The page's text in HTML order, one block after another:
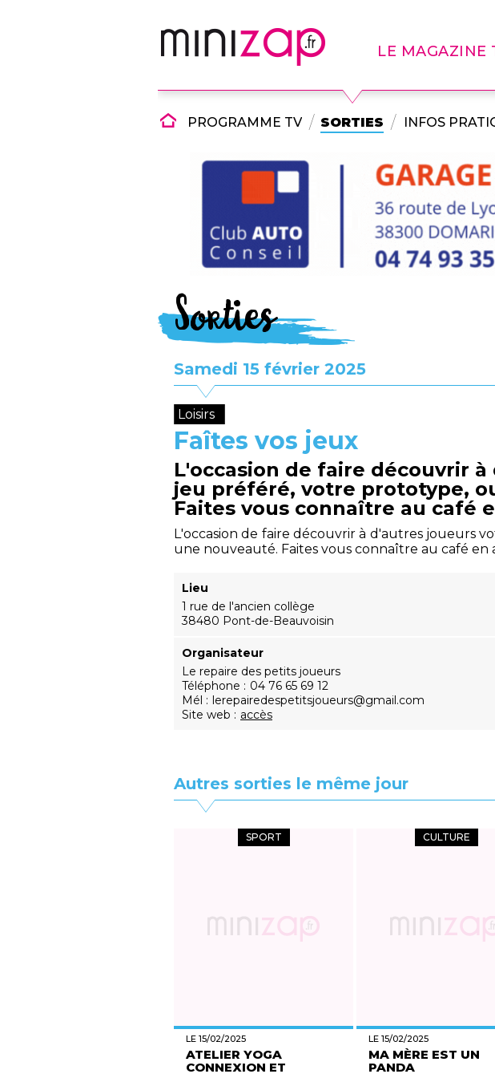
LE MAGAZINE
PROGRAMME TV SORTIES INFOS
Sorties
Samedi 15 février 2025
Loisirs
Faîtes vos jeux
L'occasion de faire découvrir
jeu préféré, votre prototype,
Faites vous connaître au café
L'occasion de faire découvrir à d'autres joueurs
une nouveauté. Faites vous connaître au café en
Lieu
1 rue de l'ancien collège
38480 Pont-de-Beauvoisin
Organisateur
Le repaire des petits joueurs
Téléphone
04 76 65 69 12
Mél
lerepairedespetitsjoueurs@gmail.com
Site web
accès
Autres sorties le même jour
SPORT
LE 15/02/2025
ATELIER YOGA
CONNEXION ET
CULTURE
LE 15/02/2025
MA MÈRE EST UN
PANDA